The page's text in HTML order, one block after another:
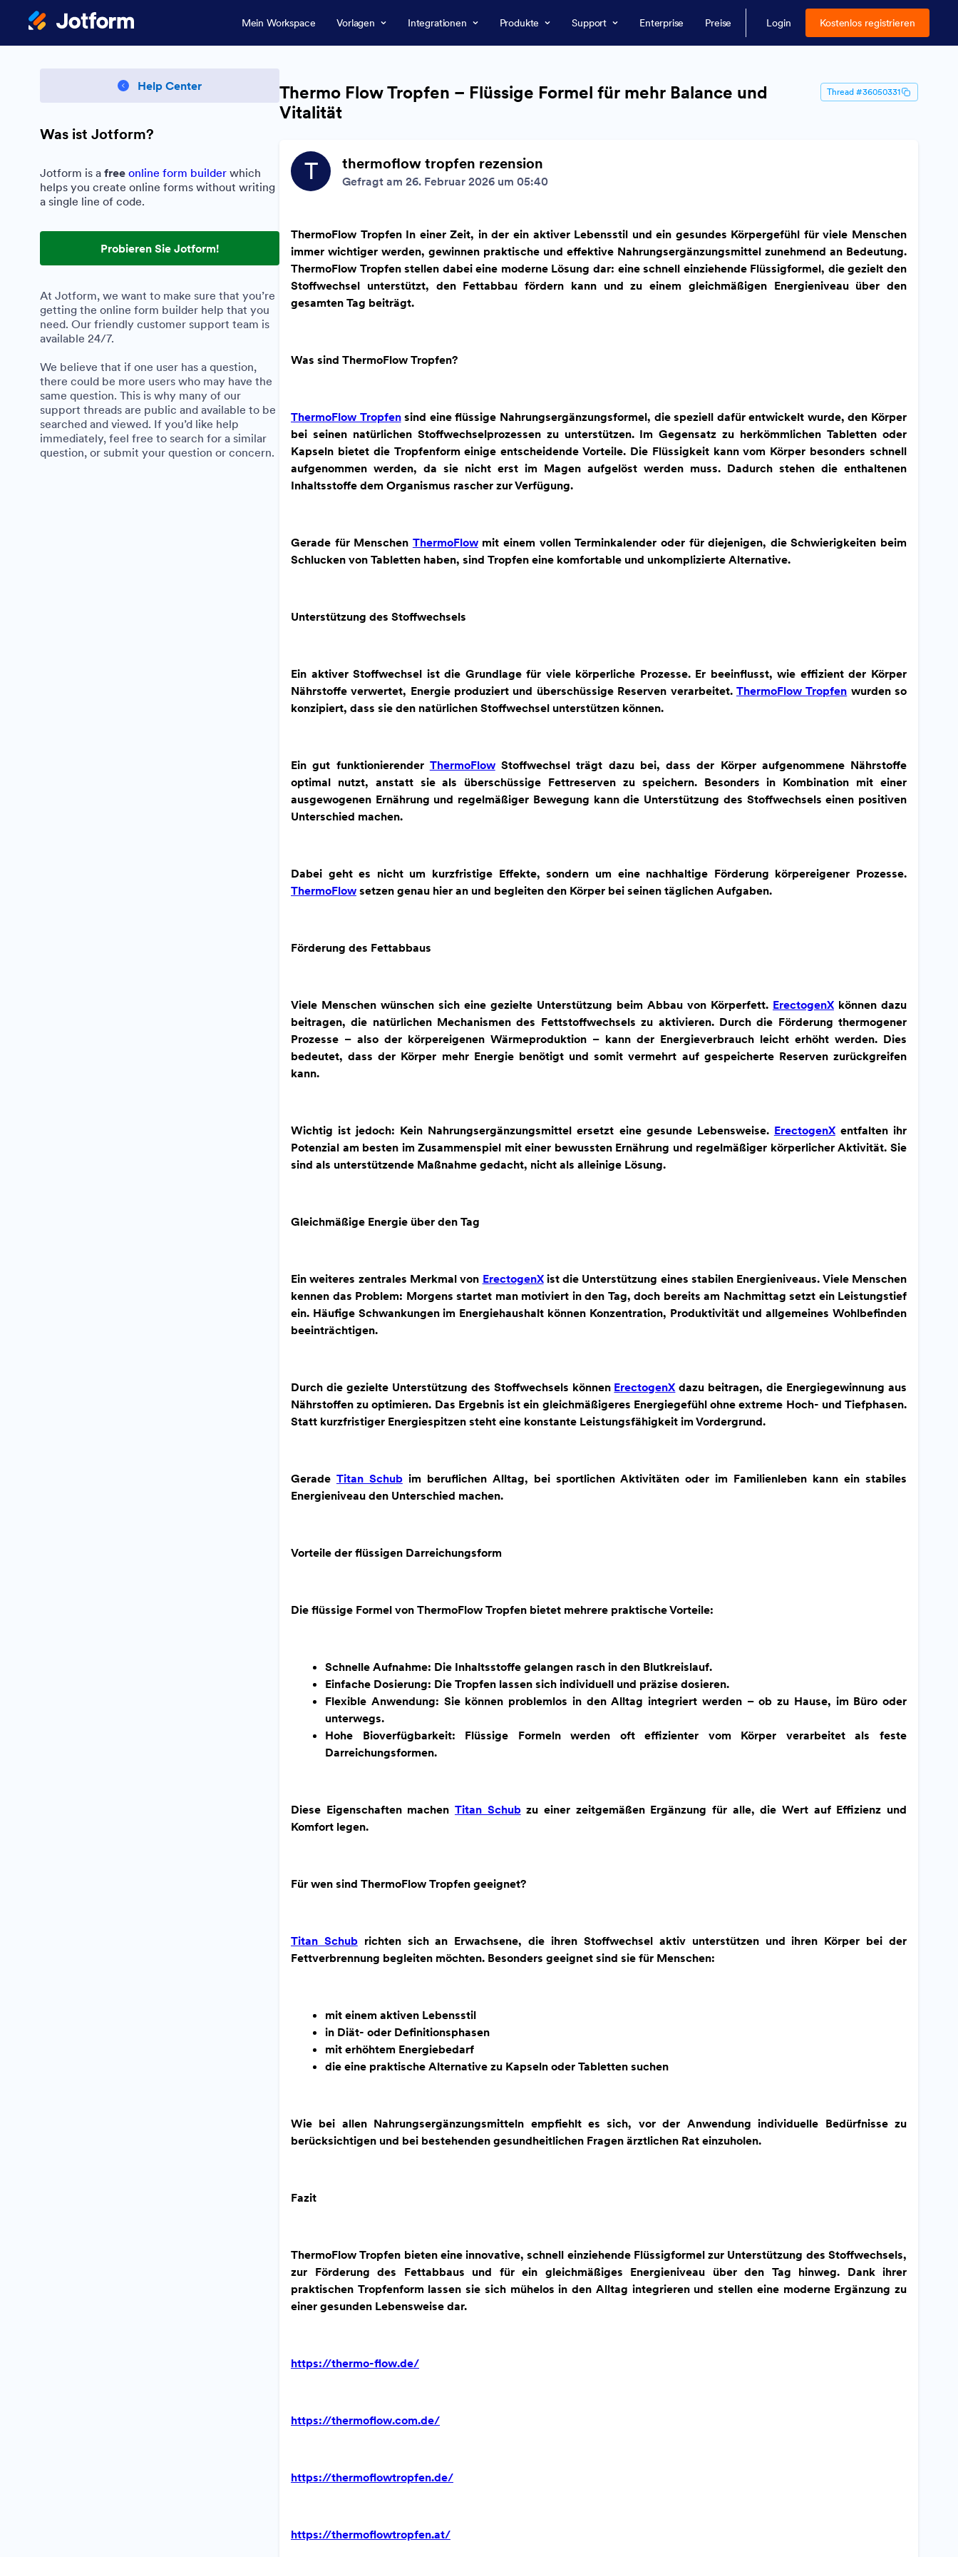
Mein Workspace Vorlagen Integrationen Produkte Support Enterprise Preise Login Kostenlos registrieren
Help Center
Was ist Jotform?
Jotform is a free online form builder which
helps you create online forms without writing
a single line of code.
Probieren Sie Jotform!
At Jotform, we want to make sure that you’re
getting the online form builder help that you
need. Our friendly customer support team is
available 24/7.
We believe that if one user has a question,
there could be more users who may have the
same question. This is why many of our
support threads are public and available to be
searched and viewed. If you’d like help
immediately, feel free to search for a similar
question, or submit your question or concern.
Thermo Flow Tropfen – Flüssige Formel für mehr Balance und
Vitalität
Thread #36050331
T thermoflow tropfen rezension
Gefragt am 26. Februar 2026 um 05:40
ThermoFlow Tropfen In einer Zeit, in der ein aktiver Lebensstil und ein gesundes Körpergefühl für viele Menschen
immer wichtiger werden, gewinnen praktische und effektive Nahrungsergänzungsmittel zunehmend an Bedeutung.
ThermoFlow Tropfen stellen dabei eine moderne Lösung dar: eine schnell einziehende Flüssigformel, die gezielt den
Stoffwechsel unterstützt, den Fettabbau fördern kann und zu einem gleichmäßigen Energieniveau über den
gesamten Tag beiträgt.
Was sind ThermoFlow Tropfen?
ThermoFlow Tropfensind eine flüssige Nahrungsergänzungsformel, die speziell dafür entwickelt wurde, den Körper
bei seinen natürlichen Stoffwechselprozessen zu unterstützen. Im Gegensatz zu herkömmlichen Tabletten oder
Kapseln bietet die Tropfenform einige entscheidende Vorteile. Die Flüssigkeit kann vom Körper besonders schnell
aufgenommen werden, da sie nicht erst im Magen aufgelöst werden muss. Dadurch stehen die enthaltenen
Inhaltsstoffe dem Organismus rascher zur Verfügung.
Gerade für Menschen ThermoFlowmit einem vollen Terminkalender oder für diejenigen, die Schwierigkeiten beim
Schlucken von Tabletten haben, sind Tropfen eine komfortable und unkomplizierte Alternative.
Unterstützung des Stoffwechsels
Ein aktiver Stoffwechsel ist die Grundlage für viele körperliche Prozesse. Er beeinflusst, wie effizient der Körper
Nährstoffe verwertet, Energie produziert und überschüssige Reserven verarbeitet. ThermoFlow Tropfen wurden so
konzipiert, dass sie den natürlichen Stoffwechsel unterstützen können.
Ein gut funktionierender ThermoFlowStoffwechsel trägt dazu bei, dass der Körper aufgenommene Nährstoffe
optimal nutzt, anstatt sie als überschüssige Fettreserven zu speichern. Besonders in Kombination mit einer
ausgewogenen Ernährung und regelmäßiger Bewegung kann die Unterstützung des Stoffwechsels einen positiven
Unterschied machen.
Dabei geht es nicht um kurzfristige Effekte, sondern um eine nachhaltige Förderung körpereigener Prozesse.
ThermoFlow setzen genau hier an und begleiten den Körper bei seinen täglichen Aufgaben.
Förderung des Fettabbaus
Viele Menschen wünschen sich eine gezielte Unterstützung beim Abbau von Körperfett. ErectogenX können dazu
beitragen, die natürlichen Mechanismen des Fettstoffwechsels zu aktivieren. Durch die Förderung thermogener
Prozesse – also der körpereigenen Wärmeproduktion – kann der Energieverbrauch leicht erhöht werden. Dies
bedeutet, dass der Körper mehr Energie benötigt und somit vermehrt auf gespeicherte Reserven zurückgreifen
kann.
Wichtig ist jedoch: Kein Nahrungsergänzungsmittel ersetzt eine gesunde Lebensweise. ErectogenXentfalten ihr
Potenzial am besten im Zusammenspiel mit einer bewussten Ernährung und regelmäßiger körperlicher Aktivität. Sie
sind als unterstützende Maßnahme gedacht, nicht als alleinige Lösung.
Gleichmäßige Energie über den Tag
Ein weiteres zentrales Merkmal von ErectogenXist die Unterstützung eines stabilen Energieniveaus. Viele Menschen
kennen das Problem: Morgens startet man motiviert in den Tag, doch bereits am Nachmittag setzt ein Leistungstief
ein. Häufige Schwankungen im Energiehaushalt können Konzentration, Produktivität und allgemeines Wohlbefinden
beeinträchtigen.
Durch die gezielte Unterstützung des Stoffwechsels können ErectogenX dazu beitragen, die Energiegewinnung aus
Nährstoffen zu optimieren. Das Ergebnis ist ein gleichmäßigeres Energiegefühl ohne extreme Hoch- und Tiefphasen.
Statt kurzfristiger Energiespitzen steht eine konstante Leistungsfähigkeit im Vordergrund.
Gerade Titan Schubim beruflichen Alltag, bei sportlichen Aktivitäten oder im Familienleben kann ein stabiles
Energieniveau den Unterschied machen.
Vorteile der flüssigen Darreichungsform
Die flüssige Formel von ThermoFlow Tropfen bietet mehrere praktische Vorteile:
Schnelle Aufnahme: Die Inhaltsstoffe gelangen rasch in den Blutkreislauf.
Einfache Dosierung: Die Tropfen lassen sich individuell und präzise dosieren.
Flexible Anwendung: Sie können problemlos in den Alltag integriert werden – ob zu Hause, im Büro oder
unterwegs.
Hohe Bioverfügbarkeit: Flüssige Formeln werden oft effizienter vom Körper verarbeitet als feste
Darreichungsformen.
Diese Eigenschaften machen Titan Schubzu einer zeitgemäßen Ergänzung für alle, die Wert auf Effizienz und
Komfort legen.
Für wen sind ThermoFlow Tropfen geeignet?
Titan Schubrichten sich an Erwachsene, die ihren Stoffwechsel aktiv unterstützen und ihren Körper bei der
Fettverbrennung begleiten möchten. Besonders geeignet sind sie für Menschen:
mit einem aktiven Lebensstil
in Diät- oder Definitionsphasen
mit erhöhtem Energiebedarf
die eine praktische Alternative zu Kapseln oder Tabletten suchen
Wie bei allen Nahrungsergänzungsmitteln empfiehlt es sich, vor der Anwendung individuelle Bedürfnisse zu
berücksichtigen und bei bestehenden gesundheitlichen Fragen ärztlichen Rat einzuholen.
Fazit
ThermoFlow Tropfen bieten eine innovative, schnell einziehende Flüssigformel zur Unterstützung des Stoffwechsels,
zur Förderung des Fettabbaus und für ein gleichmäßiges Energieniveau über den Tag hinweg. Dank ihrer
praktischen Tropfenform lassen sie sich mühelos in den Alltag integrieren und stellen eine moderne Ergänzung zu
einer gesunden Lebensweise dar.
https://thermo-flow.de/
https://thermoflow.com.de/
https://thermoflowtropfen.de/
https://thermoflowtropfen.at/